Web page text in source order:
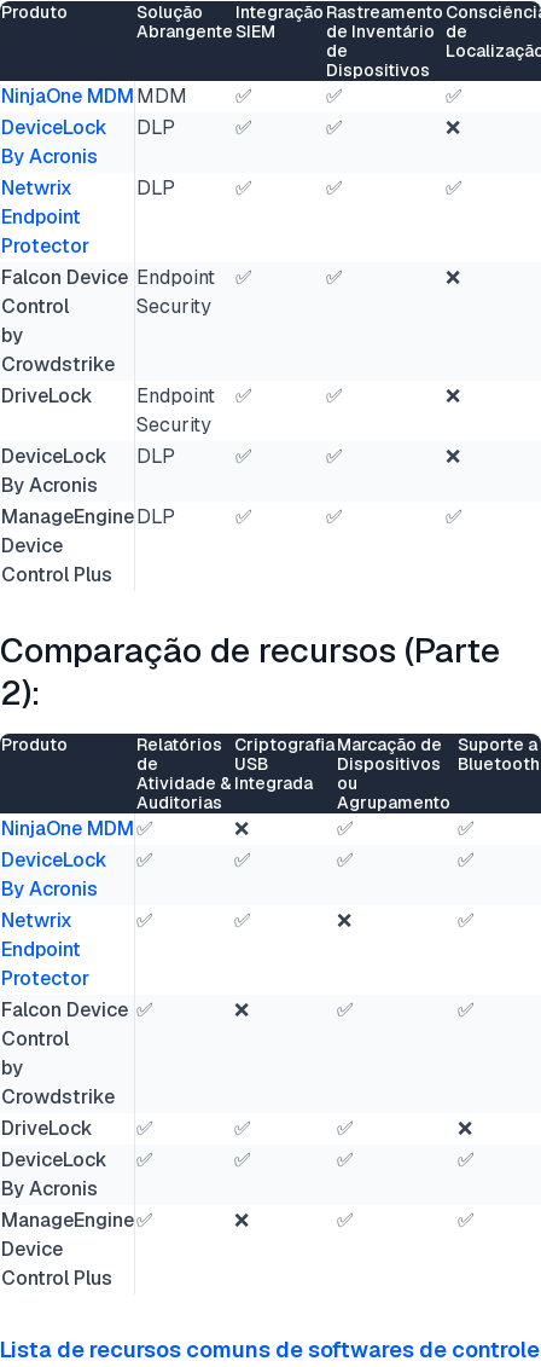
Produto
Solução
Abrangente
Integração
SIEM
Rastreamento
de Inventário
de
Dispositivos
de
NinjaOne MDMMDM ✅ ✅
✅
DeviceLock
By Acronis
DLP ✅ ✅ ❌
Netwrix
Endpoint
Protector
DLP ✅ ✅ ✅
Falcon Device
Control
by
Crowdstrike
Endpoint
Security
✅ ✅ ❌
DriveLock
Endpoint
Security
✅ ✅ ❌
DeviceLock
By Acronis
DLP ✅ ✅ ❌
ManageEngine
Device
Control Plus
DLP ✅ ✅ ✅
Comparação de recursos (Parte
2):
Produto
Relatórios
de
Atividade &
Auditorias
Criptografia
USB
Integrada
Marcação de
Dispositivos
ou
Agrupamento
Suporte a
Bluetooth
NinjaOne MDM✅ ❌ ✅
✅
DeviceLock
By Acronis
✅ ✅ ✅ ✅
Netwrix
Endpoint
Protector
✅ ✅ ❌ ✅
Falcon Device
Control
by
Crowdstrike
✅ ❌ ✅ ✅
DriveLock ✅ ✅ ✅
❌
DeviceLock
By Acronis
✅ ✅ ✅ ✅
ManageEngine
Device
Control Plus
✅ ❌ ✅ ✅
Lista de recursos comuns de softwares de controle